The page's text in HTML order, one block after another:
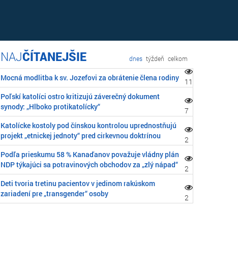
ČÍTANEJŠIE dnes týždeň celkom
Mocná modlitba k sv. Jozefovi za obrátenie člena rodiny
11
Poľskí katolíci ostro kritizujú záverečný dokument
synody: „Hlboko protikatolícky“
7
Katolícke kostoly pod čínskou kontrolou uprednostňujú
projekt „etnickej jednoty“ pred cirkevnou doktrínou
2
Podľa prieskumu 58 % Kanaďanov považuje vládny plán
NDP týkajúci sa potravinových obchodov za „zlý nápad“
2
Deti tvoria tretinu pacientov v jedinom rakúskom
zariadení pre „transgender“ osoby
2